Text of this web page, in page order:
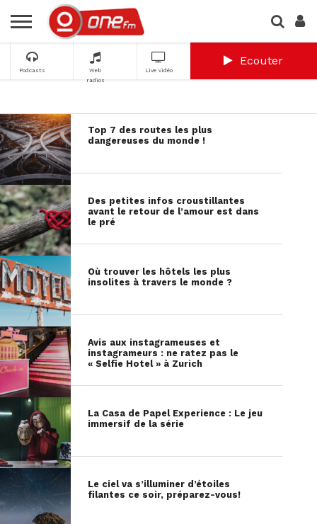
Podcasts
Web
radios
Live vidéo
Ecouter
Top 7 des routes les plus
dangereuses du monde !
Des petites infos croustillantes
avant le retour de l’amour est dans
le pré
Où trouver les hôtels les plus
insolites à travers le monde ?
Avis aux instagrameuses et
instagrameurs : ne ratez pas le
« Selfie Hotel » à Zurich
La Casa de Papel Experience : Le jeu
immersif de la série
Le ciel va s’illuminer d’étoiles
filantes ce soir, préparez-vous!